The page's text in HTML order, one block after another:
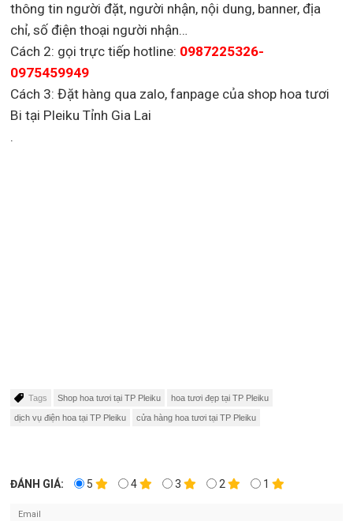
thông tin người đặt, người nhận, nội dung, banner, địa
chỉ, số điện thoại người nhận…
Cách 2: gọi trực tiếp hotline: 0987225326-
0975459949
Cách 3: Đặt hàng qua zalo, fanpage của shop hoa tươi
Bi tại Pleiku Tỉnh Gia Lai
.
Tags Shop hoa tươi tại TP Pleiku hoa tươi đẹp tại TP Pleiku
dịch vụ điện hoa tại TP Pleiku cửa hàng hoa tươi tại TP Pleiku
ĐÁNH GIÁ: 5 4 3 2 1